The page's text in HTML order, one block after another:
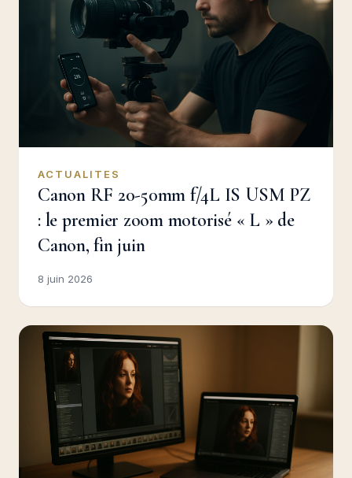
ACTUALITES
Canon RF 20-50mm f/4L IS USM PZ
: le premier zoom motorisé « L » de
Canon, fin juin
8 juin 2026